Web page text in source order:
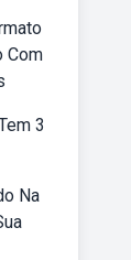
Com
3
Na